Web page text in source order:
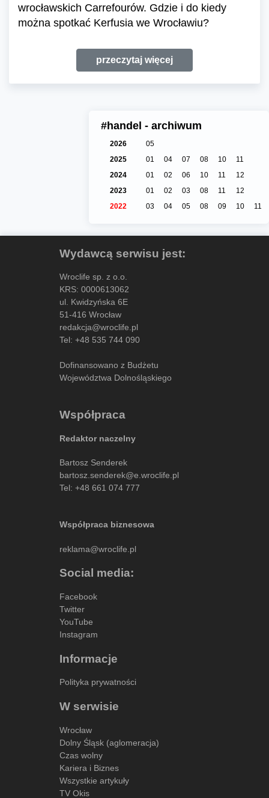
wrocławskich Carrefourów. Gdzie i do kiedy
można spotkać Kerfusia we Wrocławiu?
przeczytaj więcej
#handel - archiwum
2026
05
2025
01 04 07 08 10
11
2024
01 02 06 10 11
12
2023
01 02 03 08 11
12
2022
03 04 05 08 09 10 11
Wydawcą serwisu jest:
Wroclife sp. z o.o.
KRS: 0000613062
ul. Kwidzyńska 6E
51-416 Wrocław
redakcja@wroclife.pl
Tel: +48 535 744 090
Dofinansowano z Budżetu
Województwa Dolnośląskiego
Współpraca
Redaktor naczelny
Bartosz Senderek
bartosz.senderek@e.wroclife.pl
Tel: +48 661 074 777
Współpraca biznesowa
reklama@wroclife.pl
Social media:
Facebook
Twitter
YouTube
Instagram
Informacje
Polityka prywatności
W serwisie
Wrocław
Dolny Śląsk (aglomeracja)
Czas wolny
Kariera i Biznes
Wszystkie artykuły
TV Okis